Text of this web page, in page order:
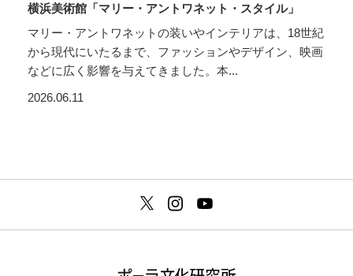
横浜美術館「マリー・アントワネット・スタイル」
マリー・アントワネットの装いやインテリアは、18世紀
から現代にいたるまで、ファッションやデザイン、映画
などに広く影響を与えてきました。本...
2026.06.11